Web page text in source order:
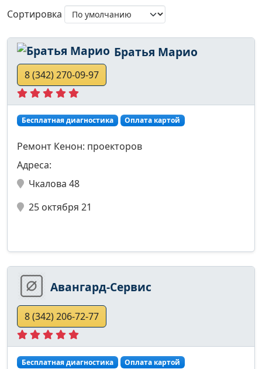
Сортировка
Братья Марио
8 (342) 270-09-97
Бесплатная диагностика Оплата картой
Ремонт Кенон: проекторов
Адреса:
Чкалова 48
25 октября 21
Авангард-Сервис
8 (342) 206-72-77
Бесплатная диагностика Оплата картой